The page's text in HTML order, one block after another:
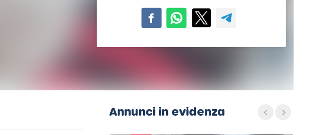
Annunci in evidenza